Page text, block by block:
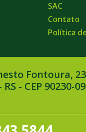
SAC
Contato
Política
Fontoura,
- CEP 90230-